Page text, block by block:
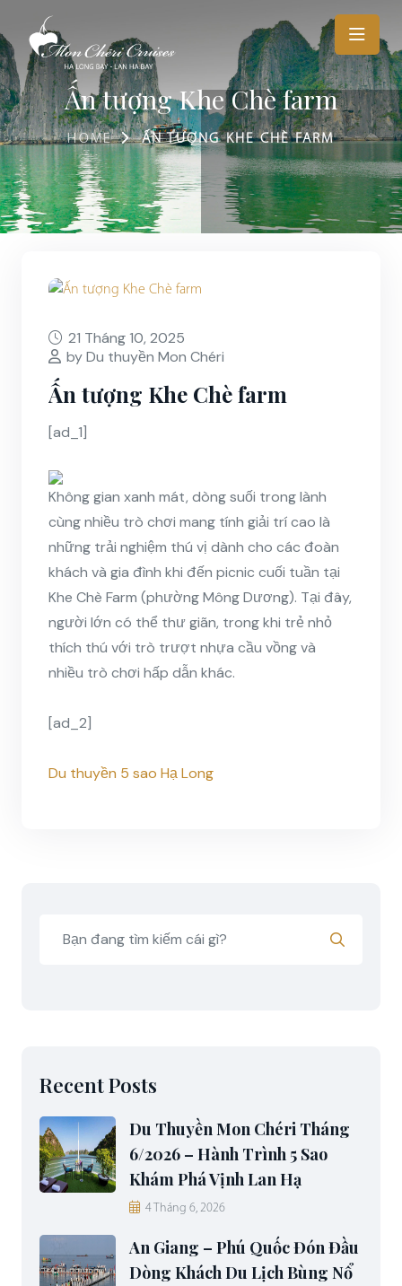
Ấn tượng Khe Chè farm
HOME ẤN TƯỢNG KHE CHÈ FARM
21 Tháng 10, 2025
by Du thuyền Mon Chéri
Ấn tượng Khe Chè farm
[ad_1]
Không gian xanh mát, dòng suối trong lành
cùng nhiều trò chơi mang tính giải trí cao là
những trải nghiệm thú vị dành cho các đoàn
khách và gia đình khi đến picnic cuối tuần tại
Khe Chè Farm (phường Mông Dương). Tại đây,
người lớn có thể thư giãn, trong khi trẻ nhỏ
thích thú với trò trượt nhựa cầu vồng và
nhiều trò chơi hấp dẫn khác.
[ad_2]
Du thuyền 5 sao Hạ Long
Recent Posts
Du Thuyền Mon Chéri Tháng
6/2026 – Hành Trình 5 Sao
Khám Phá Vịnh Lan Hạ
4 Tháng 6, 2026
An Giang – Phú Quốc Đón Đầu
Dòng Khách Du Lịch Bùng Nổ